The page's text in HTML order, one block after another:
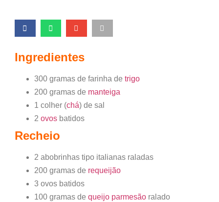
Ingredientes
300 gramas de farinha de trigo
200 gramas de manteiga
1 colher (chá) de sal
2 ovos batidos
Recheio
2 abobrinhas tipo italianas raladas
200 gramas de requeijão
3 ovos batidos
100 gramas de queijo parmesão ralado